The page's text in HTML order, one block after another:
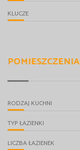
KLUCZE
POMIESZCZENIA
RODZAJ KUCHNI
TYP ŁAZIENKI
LICZBA ŁAZIENEK